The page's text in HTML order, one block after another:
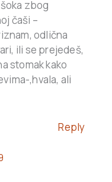
zbog
čaši –
odlična
ili se prejedeš,
stomak kako
,hvala, ali
Reply